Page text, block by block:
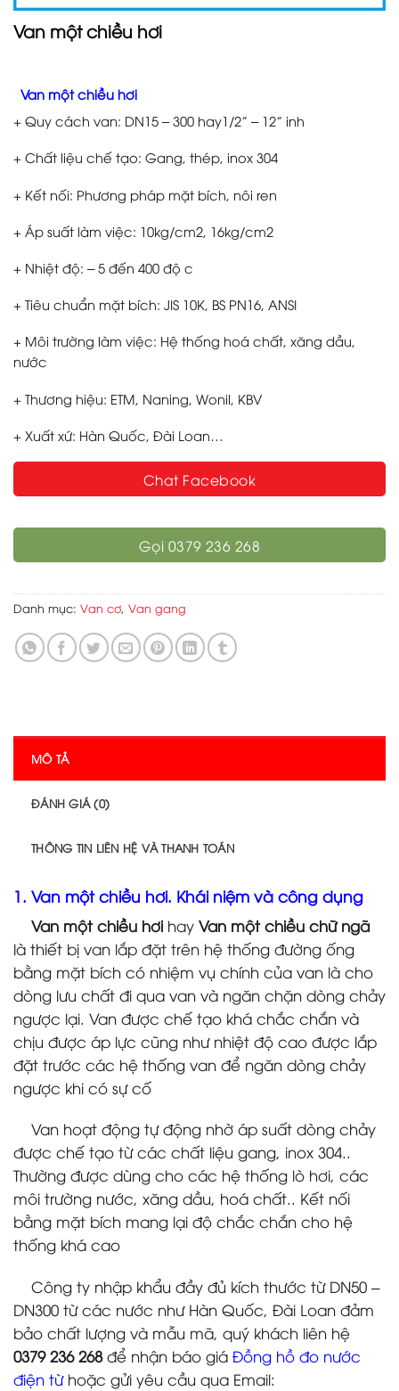
Van một chiều hơi
Van một chiều hơi
+ Quy cách van: DN15 – 300 hay1/2” – 12” inh
+ Chất liệu chế tạo: Gang, thép, inox 304
+ Kết nối: Phương pháp mặt bích, nôi ren
+ Áp suất làm việc: 10kg/cm2, 16kg/cm2
+ Nhiệt độ: – 5 đến 400 độ c
+ Tiêu chuẩn mặt bích: JIS 10K, BS PN16, ANSI
+ Môi trường làm việc: Hệ thống hoá chất, xăng dầu,
nước
+ Thương hiệu: ETM, Naning, Wonil, KBV
+ Xuất xứ: Hàn Quốc, Đài Loan…
Chat Facebook
Gọi 0379 236 268
Danh mục: Van cơ, Van gang
MÔ TẢ
ĐÁNH GIÁ (0)
THÔNG TIN LIÊN HỆ VÀ THANH TOÁN
1. Van một chiều hơi. Khái niệm và công dụng
Van một chiều hơi hay Van một chiều chữ ngã
là thiết bị van lắp đặt trên hệ thống đường ống
bằng mặt bích có nhiệm vụ chính của van là cho
dòng lưu chất đi qua van và ngăn chặn dòng chảy
ngược lại. Van được chế tạo khá chắc chắn và
chịu được áp lực cũng như nhiệt độ cao được lắp
đặt trước các hệ thống van để ngăn dòng chảy
ngược khi có sự cố
Van hoạt động tự động nhờ áp suất dòng chảy
được chế tạo từ các chất liệu gang, inox 304..
Thường được dùng cho các hệ thống lò hơi, các
môi trường nước, xăng dầu, hoá chất.. Kết nối
bằng mặt bích mang lại độ chắc chắn cho hệ
thống khá cao
Công ty nhập khẩu đầy đủ kích thước từ DN50 –
DN300 từ các nước như Hàn Quốc, Đài Loan đảm
bảo chất lượng và mẫu mã, quý khách liên hệ
0379 236 268để nhận báo giá Đồng hồ đo nước
điện từ hoặc gửi yêu cầu qua Email: